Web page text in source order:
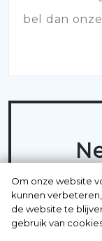
bel dan
Om onze website
kunnen
de website te
gebruik van